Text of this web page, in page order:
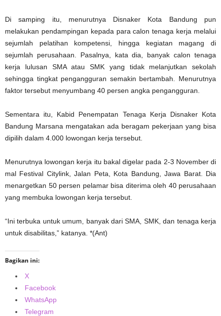
Di samping itu, menurutnya Disnaker Kota Bandung pun
melakukan pendampingan kepada para calon tenaga kerja melalui
sejumlah pelatihan kompetensi, hingga kegiatan magang di
sejumlah perusahaan. Pasalnya, kata dia, banyak calon tenaga
kerja lulusan SMA atau SMK yang tidak melanjutkan sekolah
sehingga tingkat pengangguran semakin bertambah. Menurutnya
faktor tersebut menyumbang 40 persen angka pengangguran.
Sementara itu, Kabid Penempatan Tenaga Kerja Disnaker Kota
Bandung Marsana mengatakan ada beragam pekerjaan yang bisa
dipilih dalam 4.000 lowongan kerja tersebut.
Menurutnya lowongan kerja itu bakal digelar pada 2-3 November di
mal Festival Citylink, Jalan Peta, Kota Bandung, Jawa Barat. Dia
menargetkan 50 persen pelamar bisa diterima oleh 40 perusahaan
yang membuka lowongan kerja tersebut.
“Ini terbuka untuk umum, banyak dari SMA, SMK, dan tenaga kerja
untuk disabilitas,” katanya. *(Ant)
Bagikan ini:
X
Facebook
WhatsApp
Telegram